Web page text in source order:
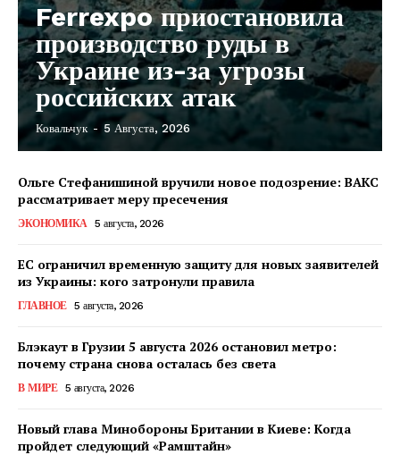
Ferrexpo приостановила
производство руды в
Украине из-за угрозы
российских атак
Ковальчук - 5 Августа, 2026
Ольге Стефанишиной вручили новое подозрение: ВАКС
рассматривает меру пресечения
ЭКОНОМИКА 5 августа, 2026
ЕС ограничил временную защиту для новых заявителей
из Украины: кого затронули правила
ГЛАВНОЕ 5 августа, 2026
Блэкаут в Грузии 5 августа 2026 остановил метро:
почему страна снова осталась без света
В МИРЕ 5 августа, 2026
Новый глава Минобороны Британии в Киеве: Когда
пройдет следующий «Рамштайн»